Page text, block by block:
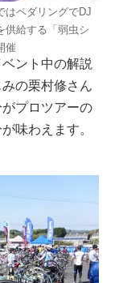
はペダリングでDJ
供給する「弱虫シ
催
ント中の解説
の栗村修さん
プロツアーの
味わえます。